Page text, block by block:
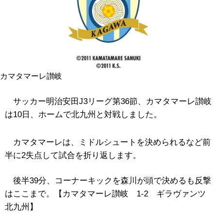
カマタマーレ讃岐
サッカー明治安田J3リーグ第36節、カマタマーレ讃岐
は10日、ホームで北九州と対戦しました。
カマタマーレは、ミドルシュートを決められるなど前
半に2失点して試合を折り返します。
後半39分、コーナーキックを森川が頭で決めるも反撃
はここまで。【カマタマーレ讃岐 1‐2 ギラヴァンツ
北九州】